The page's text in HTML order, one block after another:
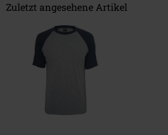
Zuletzt angesehene Artikel